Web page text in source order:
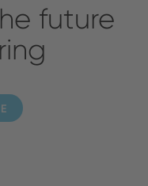
future